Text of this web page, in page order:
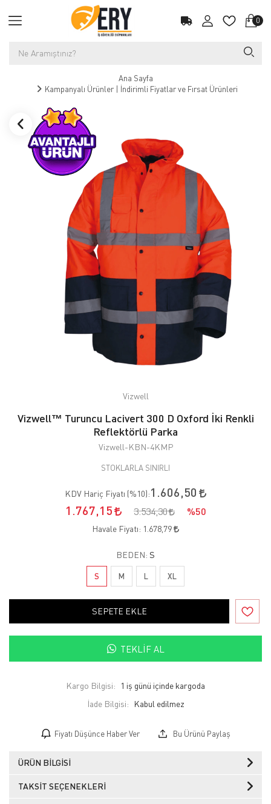
0
Ana Sayfa
Kampanyalı Ürünler | İndirimli Fiyatlar ve Fırsat Ürünleri
Vizwell
Vizwell™ Turuncu Lacivert 300 D Oxford İki Renkli
Reflektörlü Parka
Vizwell-KBN-4KMP
STOKLARLA SINIRLI
KDV Hariç Fiyatı (%10):1.606,50
1.767,15
3.534,30 %50
Havale Fiyatı: 1.678,79
BEDEN: S
S M L XL
SEPETE EKLE
TEKLIF AL
Kargo Bilgisi:
1 iş günü içinde kargoda
İade Bilgisi:
Fiyatı Düşünce Haber Ver Bu Ürünü Paylaş
ÜRÜN BILGISI
TAKSIT SEÇENEKLERI